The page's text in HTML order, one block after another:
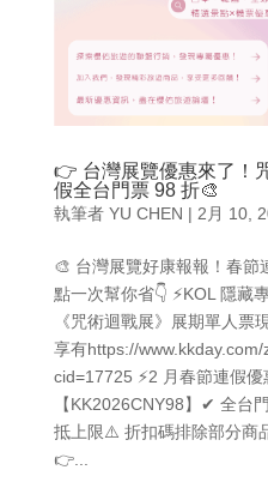
👉 台灣展覽優惠來了！
假全台門票 98 折🎨
執筆者 YU CHEN | 2月 10,
🎨 台灣展覽好康報報！春節
點一次幫你省👇 ⚡️KOL 隱藏
《咒術迴戰展》展期單人
享有https://
cid=17725 ⚡️2 月春節連假
【KK2026CNY98】✔ 全台
抵上限⚠️ 折扣碼排除部分商
👉...